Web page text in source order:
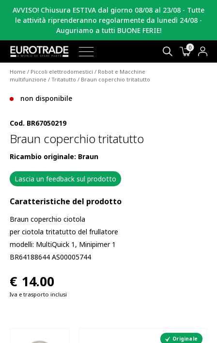
AVVISO! Chiusura ESTIVA dal giorno 08/08 al 23/08 - Tutte
le attività riprenderanno regolarmente da lunedì 24/08 -
Auguriamo a tutti BUONE FERIE!
0
Home / Piccoli elettrodomestici / Robot e Macchine
multifunzione / Tritatutto / Braun coperchio tritatutto
Originale
non disponibile
Cod. BR67050219
Braun coperchio tritatutto
Ricambio originale: Braun
Lascia un feedback sul prodotto
Caratteristiche del prodotto
Braun coperchio ciotola
per ciotola tritatutto del frullatore
modelli: MultiQuick 1, Minipimer 1
BR64188644 AS00005744
Iva e trasporto inclusi
€ 14.00